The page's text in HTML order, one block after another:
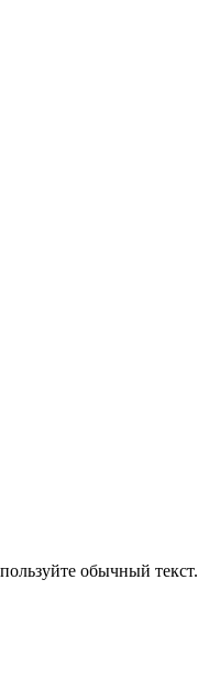
обычный текст.